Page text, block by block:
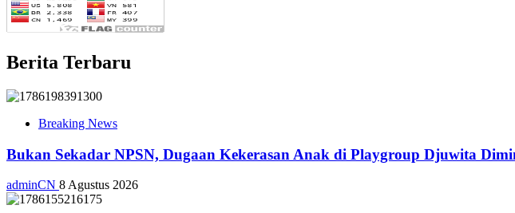
Berita Terbaru
Breaking News
Bukan Sekadar NPSN, Dugaan Kekerasan Anak di Playgroup Djuwita
adminCN 8 Agustus 2026